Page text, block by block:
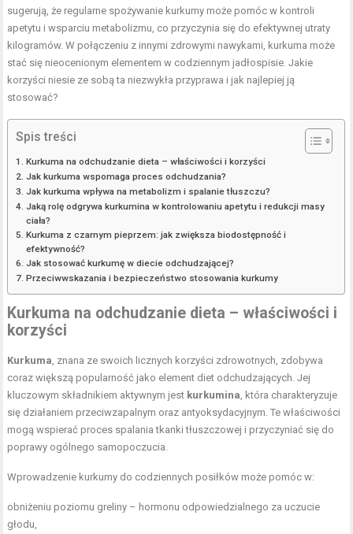
sugerują, że regularne spożywanie kurkumy może pomóc w kontroli
apetytu i wsparciu metabolizmu, co przyczynia się do efektywnej utraty
kilogramów. W połączeniu z innymi zdrowymi nawykami, kurkuma może
stać się nieocenionym elementem w codziennym jadłospisie. Jakie
korzyści niesie ze sobą ta niezwykła przyprawa i jak najlepiej ją
stosować?
Spis treści
Kurkuma na odchudzanie dieta – właściwości i korzyści
Jak kurkuma wspomaga proces odchudzania?
Jak kurkuma wpływa na metabolizm i spalanie tłuszczu?
Jaką rolę odgrywa kurkumina w kontrolowaniu apetytu i redukcji masy
ciała?
Kurkuma z czarnym pieprzem: jak zwiększa biodostępność i
efektywność?
Jak stosować kurkumę w diecie odchudzającej?
Przeciwwskazania i bezpieczeństwo stosowania kurkumy
Kurkuma na odchudzanie dieta – właściwości i
korzyści
Kurkuma , znana ze swoich licznych korzyści zdrowotnych, zdobywa
coraz większą popularność jako element diet odchudzających. Jej
kluczowym składnikiem aktywnym jest kurkumina , która charakteryzuje
się działaniem przeciwzapalnym oraz antyoksydacyjnym. Te właściwości
mogą wspierać proces spalania tkanki tłuszczowej i przyczyniać się do
poprawy ogólnego samopoczucia.
Wprowadzenie kurkumy do codziennych posiłków może pomóc w:
obniżeniu poziomu greliny – hormonu odpowiedzialnego za uczucie
głodu,